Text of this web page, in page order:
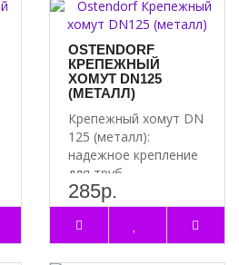
OSTENDORF
КРЕПЕЖНЫЙ
ХОМУТ DN125
(МЕТАЛЛ)
Крепежный хомут DN
125 (металл):
надежное крепление
для труб
Преимущества
крепежного хомута
DN 12..
285р.